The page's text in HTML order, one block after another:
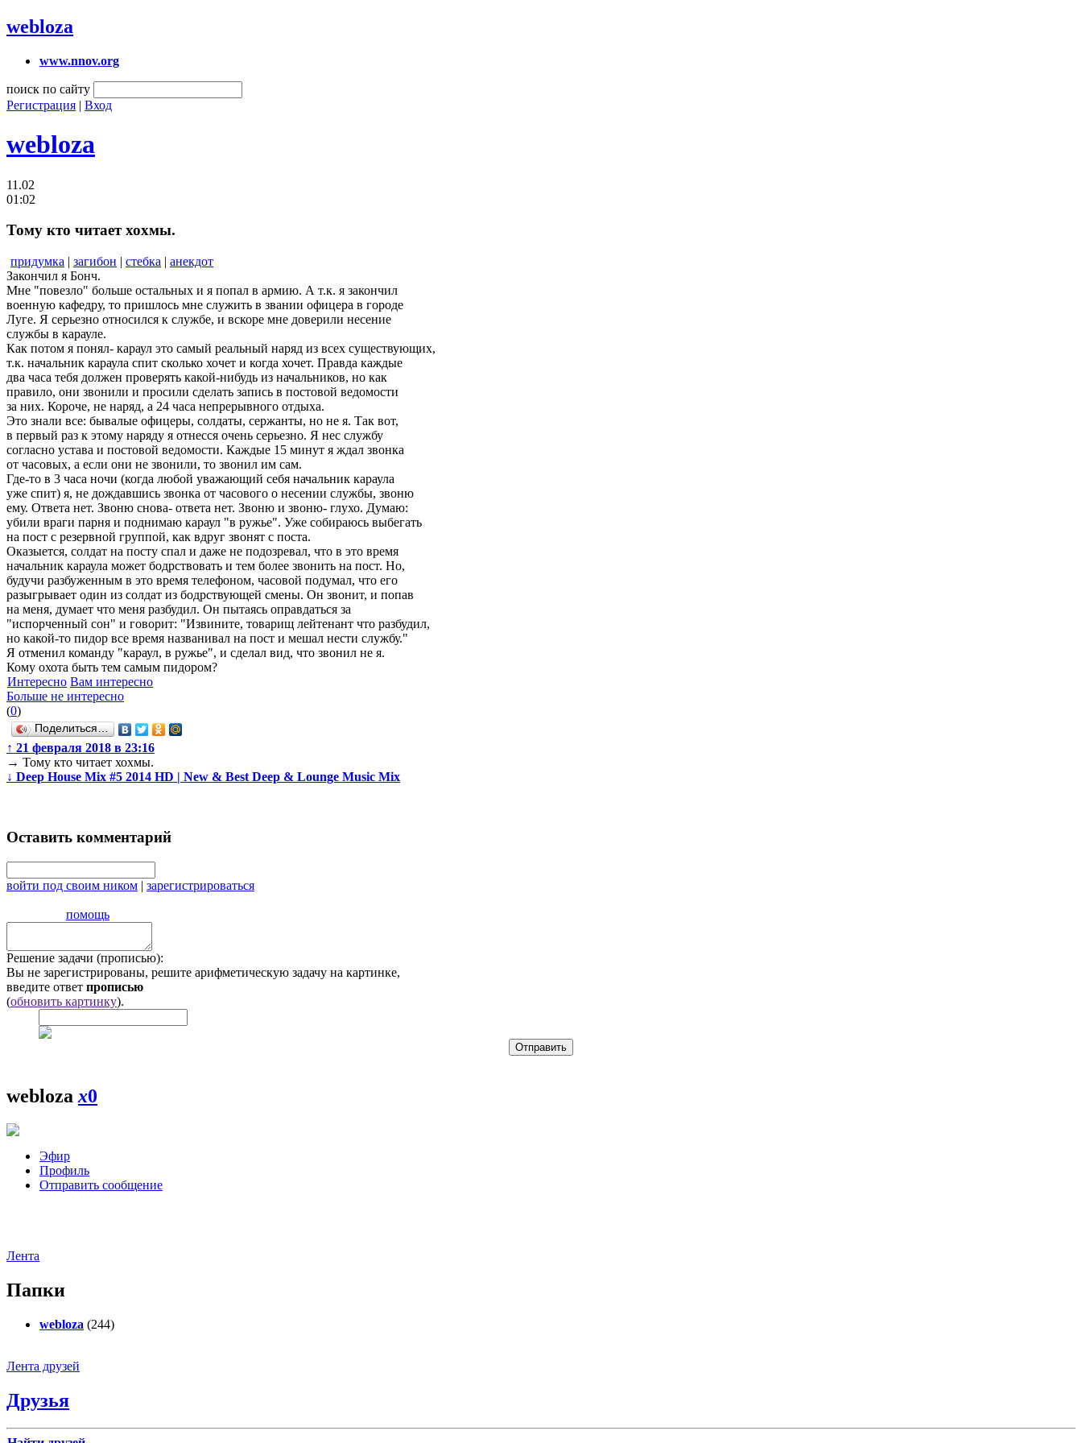
webloza
www.nnov.org
поиск по сайту
Регистрация | Вход
webloza
11.02
01:02
Тому кто читает хохмы.
придумка | загибон | стебка | анекдот
Закончил я Бонч.
Мне "повезло" больше остальных и я попал в армию. А т.к. я закончил
военную кафедру, то пришлось мне служить в звании офицера в городе
Луге. Я серьезно относился к службе, и вскоре мне доверили несение
службы в карауле.
Как потом я понял- караул это самый реальный наряд из всех существующих,
т.к. начальник караула спит сколько хочет и когда хочет. Правда каждые
два часа тебя должен проверять какой-нибудь из начальников, но как
правило, они звонили и просили сделать запись в постовой ведомости
за них. Короче, не наряд, а 24 часа непрерывного отдыха.
Это знали все: бывалые офицеры, солдаты, сержанты, но не я. Так вот,
в первый раз к этому наряду я отнесся очень серьезно. Я нес службу
согласно устава и постовой ведомости. Каждые 15 минут я ждал звонка
от часовых, а если они не звонили, то звонил им сам.
Где-то в 3 часа ночи (когда любой уважающий себя начальник караула
уже спит) я, не дождавшись звонка от часового о несении службы, звоню
ему. Ответа нет. Звоню снова- ответа нет. Звоню и звоню- глухо. Думаю:
убили враги парня и поднимаю караул "в ружье". Уже собираюсь выбегать
на пост с резервной группой, как вдруг звонят с поста.
Оказыется, солдат на посту спал и даже не подозревал, что в это время
начальник караула может бодрствовать и тем более звонить на пост. Но,
будучи разбуженным в это время телефоном, часовой подумал, что его
разыгрывает один из солдат из бодрствующей смены. Он звонит, и попав
на меня, думает что меня разбудил. Он пытаясь оправдаться за
"испорченный сон" и говорит: "Извините, товарищ лейтенант что разбудил,
но какой-то пидор все время названивал на пост и мешал нести службу."
Я отменил команду "караул, в ружье", и сделал вид, что звонил не я.
Кому охота быть тем самым пидором?
Интересно Вам интересно
Больше не интересно
(0)
Поделиться…
↑ 21 февраля 2018 в 23:16
→ Тому кто читает хохмы.
↓ Deep House Mix #5 2014 HD | New & Best Deep & Lounge Music Mix
Оставить комментарий
войти под своим ником | зарегистрироваться
помощь
Решение задачи (прописью):
Вы не зарегистрированы, решите арифметическую задачу на картинке,
введите ответ прописью
(обновить картинку).
weblozax0
Эфир
Профиль
Отправить сообщение
Лента
Папки
webloza (244)
Лента друзей
Друзья